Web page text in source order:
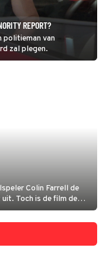
REPORT?
politieman van
zal plegen.
Colin Farrell de
Toch is de film de